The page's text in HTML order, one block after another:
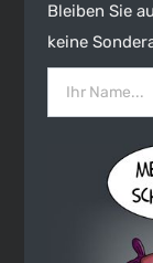
Bleiben Sie
keine